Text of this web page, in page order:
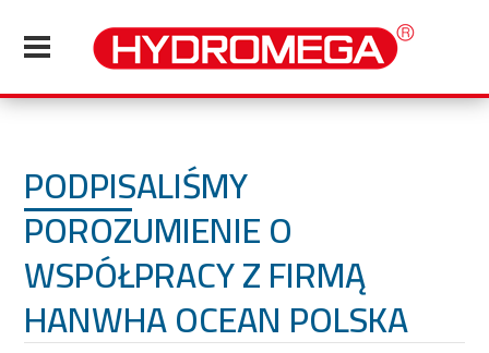
PODPISALIŚMY
POROZUMIENIE O
WSPÓŁPRACY Z FIRMĄ
HANWHA OCEAN POLSKA